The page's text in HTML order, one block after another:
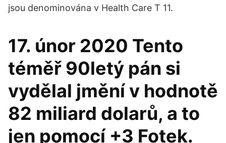
jsou denominována v Health Care T 11.
17. únor 2020 Tento
téměř 90letý pán si
vydělal jmění v hodnotě
82 miliard dolarů, a to
jen pomocí +3 Fotek.